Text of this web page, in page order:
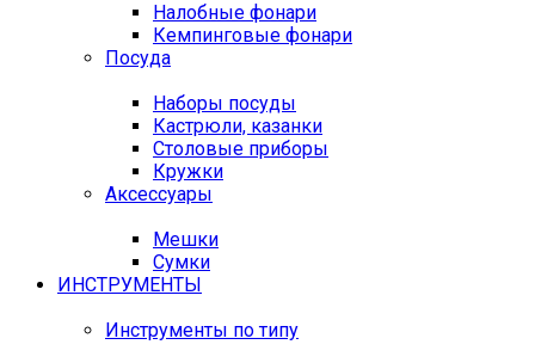
Налобные фонари
Кемпинговые фонари
Посуда
Наборы посуды
Кастрюли, казанки
Столовые приборы
Кружки
Аксессуары
Мешки
Сумки
ИНСТРУМЕНТЫ
Инструменты по типу